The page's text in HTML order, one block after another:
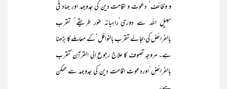
و وظائف‘ دعوت و اقامت دین کی جدوجہد اور جہاد فی
سبیل اللہ سے دوری‘راہبانہ طور طریقے‘ تقرب
بالفرائض کی بجائے تقرب بالنوافل‘کے معاملے کا بڑھنا
ہے۔ مروجہ تصوف کا علاج رجوع اِلی القرآن‘تقرب
بالفرائض‘اوردعوت اقامت دین کی جدوجہد سے ممکن